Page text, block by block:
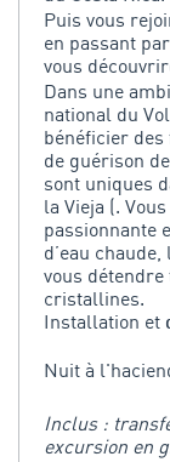
Puis vous
en passant
vous
Dans une
national du
bénéficier
de guérison
sont uniques
la Vieja (.
passionnante
d’eau
vous
cristallines.
Installation et
Nuit à
Inclus :
excursion en